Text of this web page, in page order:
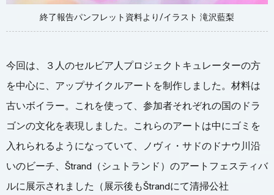
終了報告パンフレット資料より/イラスト 滝沢藍梨
今回は、３人のセルビア人プロジェクトキュレーターの方
を中心に、アップサイクルアートを制作しました。材料は
古いボイラー。これを使って、参加者それぞれの国のドラ
ゴンの文化を表現しました。これらのアートは中にゴミを
入れられるようになっていて、ノヴィ・サドのドナウ川沿
いのビーチ、Štrand（シュトランド）のアートフェスティバ
ルに展示されました（展示後もŠtrandにて清掃公社